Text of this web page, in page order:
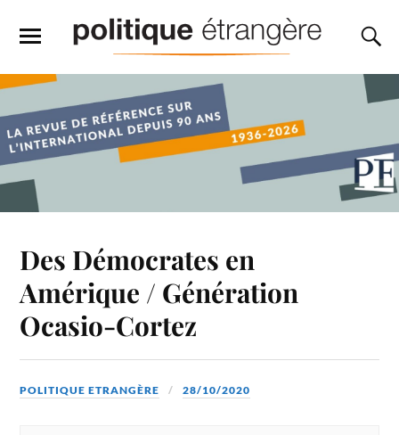
Des Démocrates en
Amérique / Génération
Ocasio-Cortez
POLITIQUE ETRANGÈRE 28/10/2020